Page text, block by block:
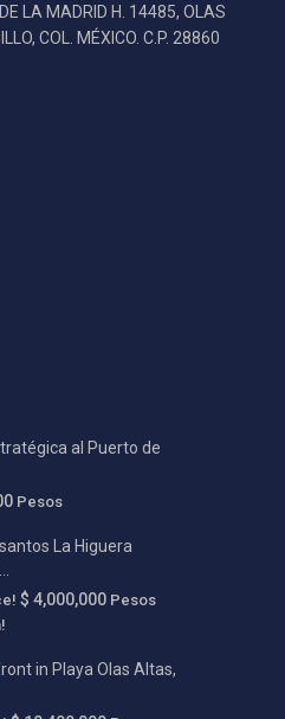
LA MADRID H. 14485, OLAS
COL. MÉXICO. C.P. 28860
al Puerto de
Pesos
La Higuera
$ 4,000,000 Pesos
in Playa Olas Altas,